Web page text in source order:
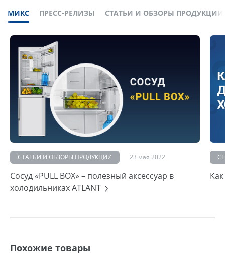
МИКС ПРЕСС-РЕЛИЗЫ СТАТЬИ И ОБЗОРЫ ПРОДУКЦИИ
СТАТЬИ И ОБЗОРЫ ПРОДУКЦИИ 23 мая 2022
Сосуд «PULL BOX» – полезный аксессуар в
холодильниках ATLANT
Похожие товары